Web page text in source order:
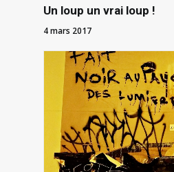
Un loup un vrai loup !
4 mars 2017